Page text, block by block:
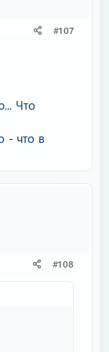
#107
Что
- что в
#108